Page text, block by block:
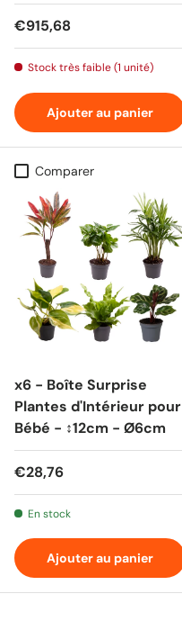
Prix habituel
€915,68
Stock très faible (1 unité)
Ajouter au panier
Comparer
x6 - Boîte Surprise
Plantes d'Intérieur pour
Bébé - ↕12cm - Ø6cm
Prix habituel
€28,76
En stock
Ajouter au panier